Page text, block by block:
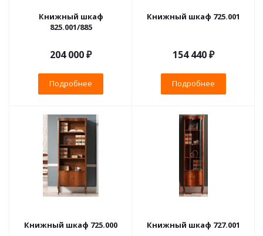
Книжный шкаф
825.001/885
204 000 ₽
Подробнее
Книжный шкаф 725.001
154 440 ₽
Подробнее
Книжный шкаф 725.000 Книжный шкаф 727.001